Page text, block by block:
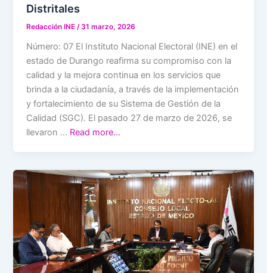
Distritales
Redacción INE /31 marzo, 2026
Número: 07 El Instituto Nacional Electoral (INE) en el
estado de Durango reafirma su compromiso con la
calidad y la mejora continua en los servicios que
brinda a la ciudadanía, a través de la implementación
y fortalecimiento de su Sistema de Gestión de la
Calidad (SGC). El pasado 27 de marzo de 2026, se
llevaron … Read more…